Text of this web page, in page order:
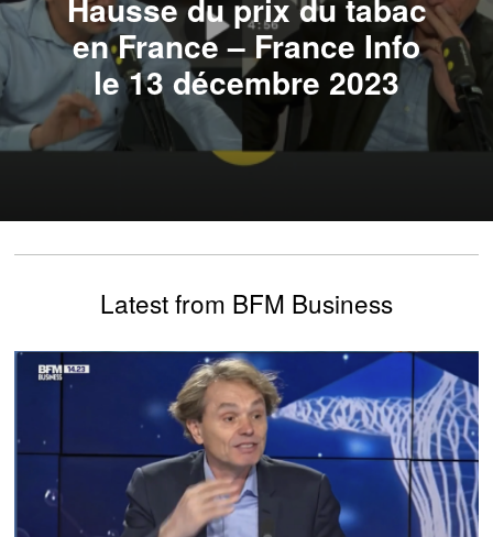
Hausse du prix du tabac
en France – France Info
le 13 décembre 2023
Latest from BFM Business